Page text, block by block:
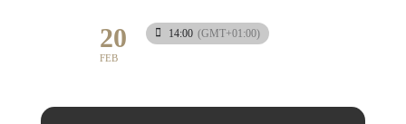
20
FEB
14:00 (GMT+01:00)